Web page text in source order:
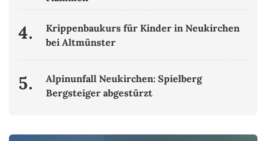
4.
Krippenbaukurs für Kinder in Neukirchen
bei Altmünster
5.
Alpinunfall Neukirchen: Spielberg
Bergsteiger abgestürzt